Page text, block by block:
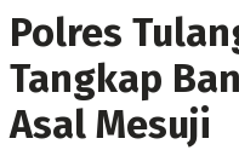
Polres
Tangkap
Asal Mesuji